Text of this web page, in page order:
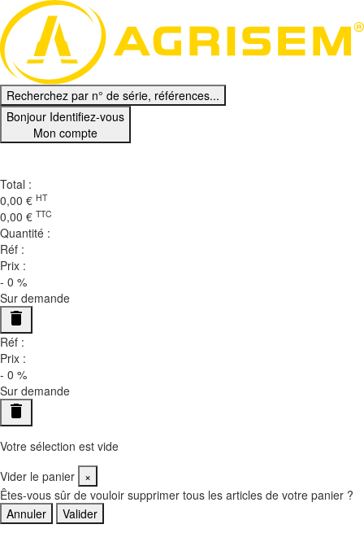
Recherchez par n° de série, références...
Bonjour Identifiez-vous
Mon compte
Total :
0,00 € HT
0,00 € TTC
Quantité :
Réf :
Prix :
- 0 %
Sur demande
delete
Réf :
Prix :
- 0 %
Sur demande
delete
Votre sélection est vide
Vider le panier
×
Êtes-vous sûr de vouloir supprimer tous les articles de votre panier ?
Annuler
Valider